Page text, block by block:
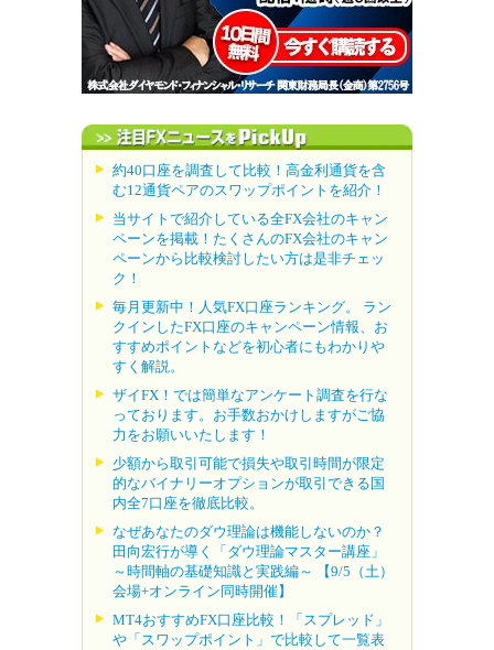
約40口座を調査して比較！高金利通貨を含
む12通貨ペアのスワップポイントを紹介！
当サイトで紹介している全FX会社のキャン
ペーンを掲載！たくさんのFX会社のキャン
ペーンから比較検討したい方は是非チェッ
ク！
毎月更新中！人気FX口座ランキング。 ラン
クインしたFX口座のキャンペーン情報、お
すすめポイントなどを初心者にもわかりや
すく解説。
ザイFX！では簡単なアンケート調査を行な
っております。お手数おかけしますがご協
力をお願いいたします！
少額から取引可能で損失や取引時間が限定
的なバイナリーオプションが取引できる国
内全7口座を徹底比較。
なぜあなたのダウ理論は機能しないのか？
田向宏行が導く「ダウ理論マスター講座」
～時間軸の基礎知識と実践編～ 【9/5（土）
会場+オンライン同時開催】
MT4おすすめFX口座比較！「スプレッド」
や「スワップポイント」で比較して一覧表